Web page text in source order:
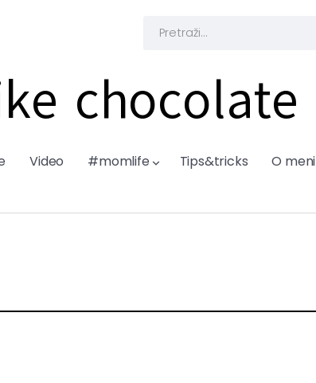
chocolate
Video #momlife Tips&tricks O meni